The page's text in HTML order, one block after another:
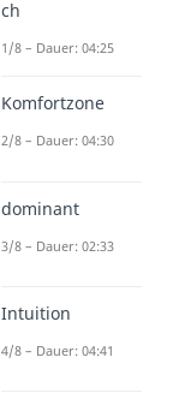
ch
1/8 – Dauer: 04:25
Komfortzone
2/8 – Dauer: 04:30
dominant
3/8 – Dauer: 02:33
Intuition
4/8 – Dauer: 04:41